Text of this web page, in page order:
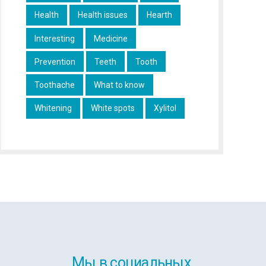
Health Health issues Hearth
Interesting Medicine
Prevention Teeth Tooth
Toothache What to know
Whitening White spots Xylitol